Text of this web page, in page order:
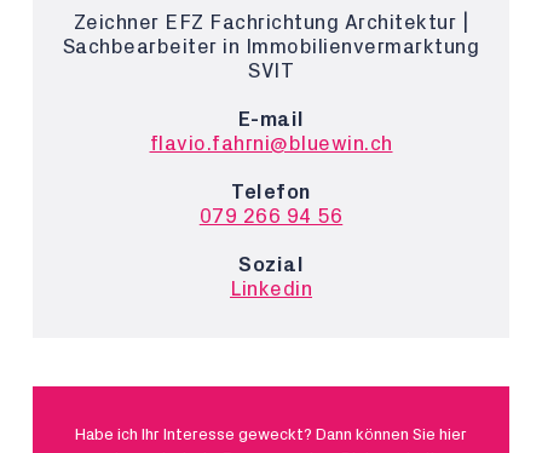
Zeichner EFZ Fachrichtung Architektur |
Sachbearbeiter in Immobilienvermarktung
SVIT
E-mail
flavio.fahrni@bluewin.ch
Telefon
079 266 94 56
Sozial
Linkedin
Habe ich Ihr Interesse geweckt? Dann können Sie hier